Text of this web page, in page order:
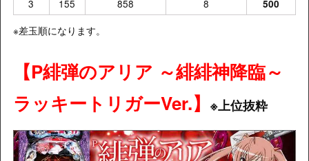
3 155 858 8 500
※差玉順になります。
【P緋弾のアリア ～緋緋神降臨～
ラッキートリガーVer.】 ※上位抜粋